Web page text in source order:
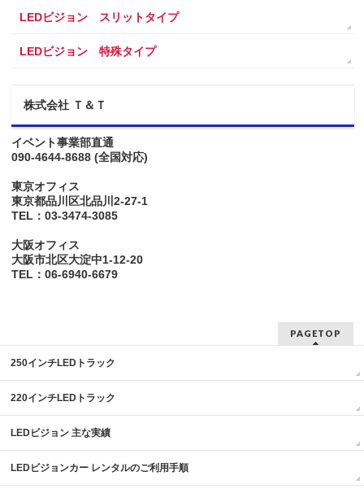
LEDビジョン スリットタイプ
LEDビジョン 特殊タイプ
株式会社 Ｔ＆Ｔ
イベント事業部直通
090-4644-8688 (全国対応)
東京オフィス
東京都品川区北品川2-27-1
TEL：03-3474-3085
大阪オフィス
大阪市北区大淀中1-12-20
TEL：06-6940-6679
PAGETOP
250インチLEDトラック
220インチLEDトラック
LEDビジョン 主な実績
LEDビジョンカー レンタルのご利用手順